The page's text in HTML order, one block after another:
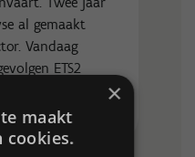
al gemaakt
Vandaag
ETS2
×
maakt
cookies.